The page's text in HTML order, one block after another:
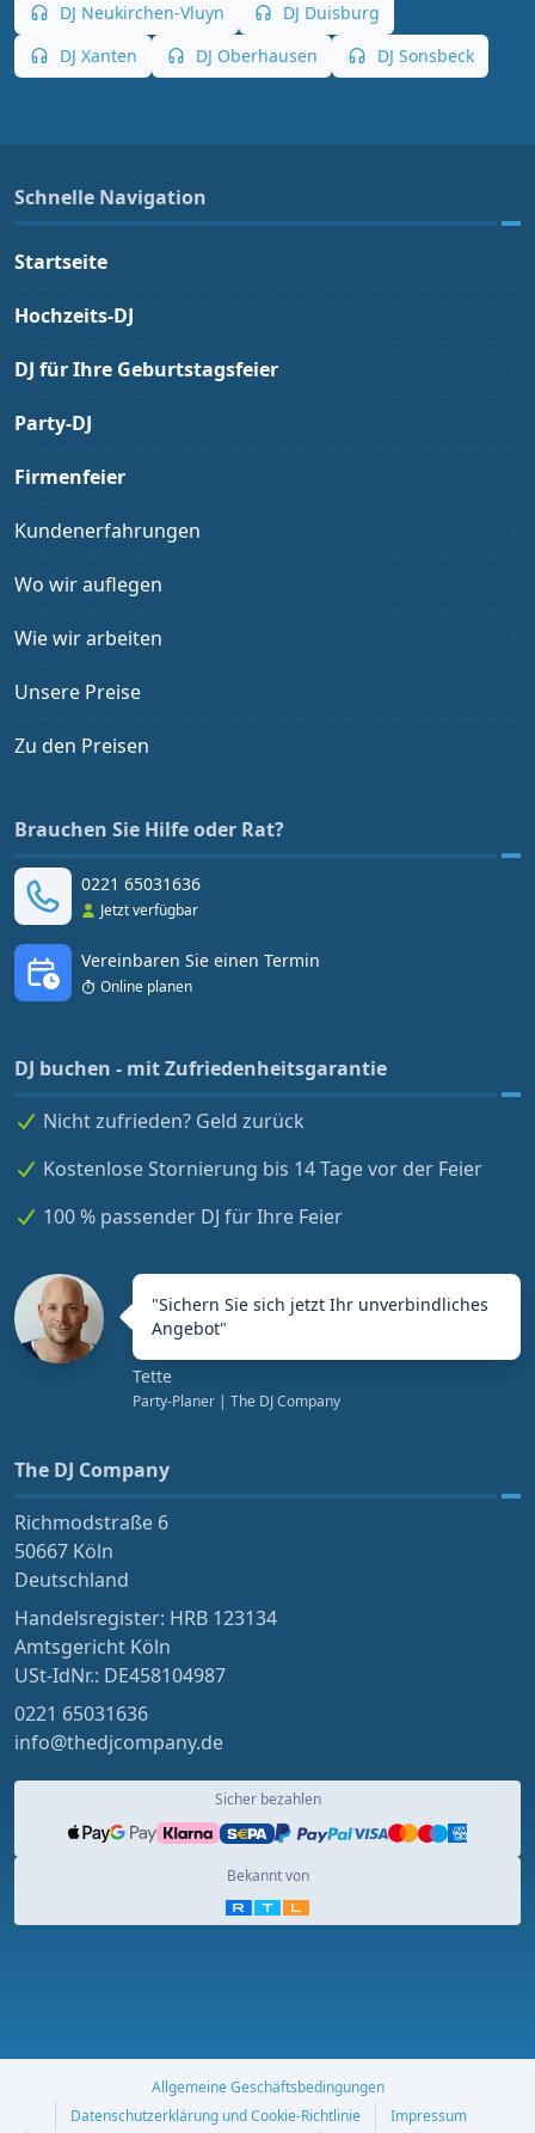
DJ Neukirchen-Vluyn
DJ Duisburg
DJ Xanten
DJ Oberhausen DJ Sonsbeck
Schnelle Navigation
Startseite
Hochzeits-DJ
DJ für Ihre Geburtstagsfeier
Party-DJ
Firmenfeier
Kundenerfahrungen
Wo wir auflegen
Wie wir arbeiten
Unsere Preise
Zu den Preisen
Brauchen Sie Hilfe oder Rat?
0221 65031636
Jetzt verfügbar
Vereinbaren Sie einen Termin
Online planen
DJ buchen - mit Zufriedenheitsgarantie
Nicht zufrieden? Geld zurück
Kostenlose Stornierung bis 14 Tage vor der Feier
100 % passender DJ für Ihre Feier
"Sichern Sie sich jetzt Ihr unverbindliches
Angebot"
Tette
Party-Planer | The DJ Company
The DJ Company
Richmodstraße 6
50667 Köln
Deutschland
Handelsregister: HRB 123134
Amtsgericht Köln
USt-IdNr.: DE458104987
0221 65031636
info@thedjcompany.de
Sicher bezahlen
Bekannt von
Allgemeine Geschäftsbedingungen
Datenschutzerklärung und Cookie-Richtlinie
Impressum